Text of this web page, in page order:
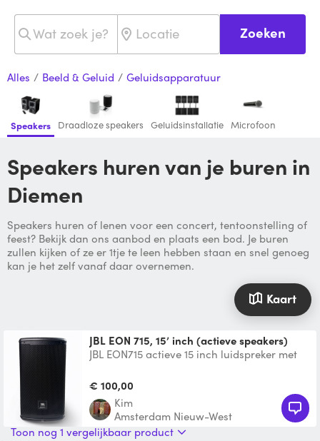
Zoeken
Alles / Beeld & Geluid / Geluidsapparatuur
Speakers Draadloze speakers Geluidsinstallatie Microfoon
Speakers huren van je buren in
Diemen
Speakers huren of lenen voor een concert, tentoonstelling of
feest? Bekijk dan ons aanbod en plaats een bod. Je buren
zullen kijken of ze er 1tje te leen hebben staan en snel genoeg
kan je het zelf vanaf daar overnemen.
Kaart
JBL EON 715, 15’ inch (actieve speakers)
JBL EON715 actieve 15 inch luidspreker met
geluidsweergave met extra basp
€ 100,00
Kim
Amsterdam Nieuw-West
Toon nog 1 vergelijkbaar product